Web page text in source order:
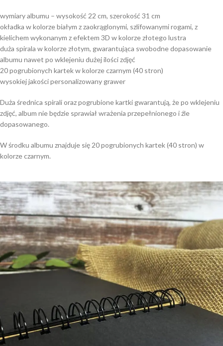
wymiary albumu – wysokość 22 cm, szerokość 31 cm
okładka w kolorze białym z zaokrąglonymi, szlifowanymi rogami, z
kielichem wykonanym z efektem 3D w kolorze złotego lustra
duża spirala w kolorze złotym, gwarantująca swobodne dopasowanie
albumu nawet po wklejeniu dużej ilości zdjęć
20 pogrubionych kartek w kolorze czarnym (40 stron)
wysokiej jakości personalizowany grawer
Duża średnica spirali oraz pogrubione kartki gwarantują, że po wklejeniu
zdjęć, album nie będzie sprawiał wrażenia przepełnionego i źle
dopasowanego.
W środku albumu znajduje się 20 pogrubionych kartek (40 stron) w
kolorze czarnym.